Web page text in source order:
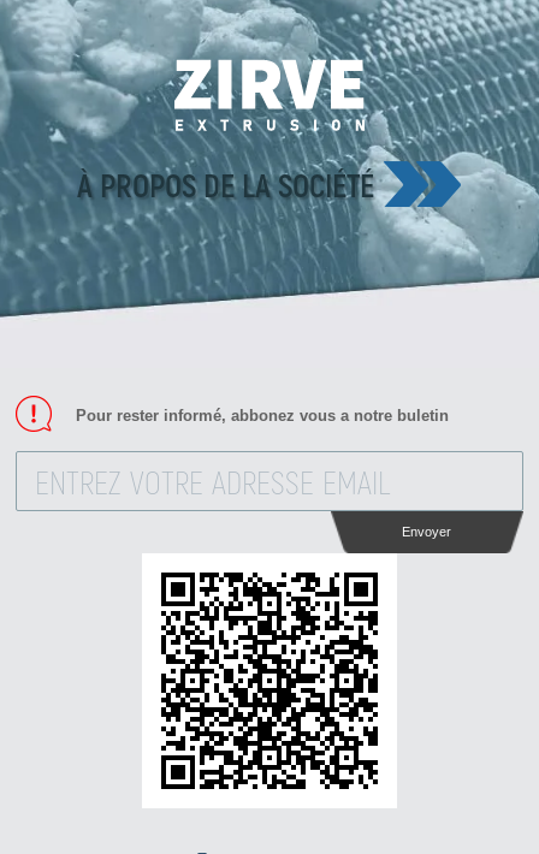
À PROPOS DE LA SOCIÉTÉ
Pour rester informé, abbonez vous a notre buletin
Envoyer